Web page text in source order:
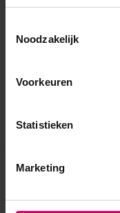
Noodzakelijk
Voorkeuren
Statistieken
Marketing
Eerder bekeken